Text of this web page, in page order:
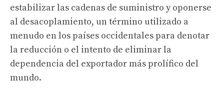
estabilizar las cadenas de suministro y oponerse
al desacoplamiento, un término utilizado a
menudo en los países occidentales para denotar
la reducción o el intento de eliminar la
dependencia del exportador más prolífico del
mundo.